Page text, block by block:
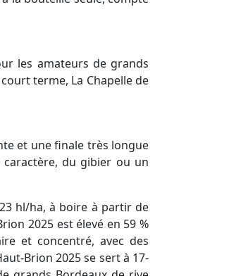
les amateurs de grands
terme, La Chapelle de
et une finale très longue
du gibier ou un
hl/ha, à boire à partir de
2025 est élevé en 59 %
et concentré, avec des
Brion 2025 se sert à 17-